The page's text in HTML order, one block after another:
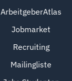
ArbeitgeberAtlas
Jobmarket
Recruiting
Mailingliste